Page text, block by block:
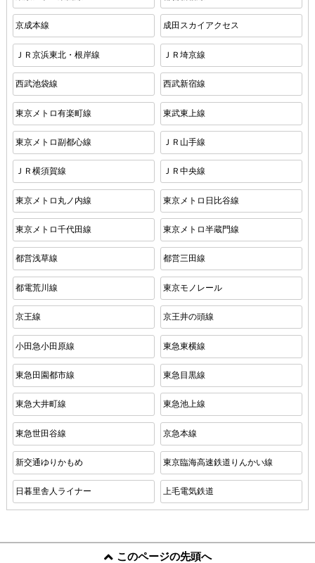
京成本線 成田スカイアクセス
ＪＲ京浜東北・根岸線 ＪＲ埼京線
西武池袋線 西武新宿線
東京メトロ有楽町線 東武東上線
東京メトロ副都心線 ＪＲ山手線
ＪＲ横須賀線 ＪＲ中央線
東京メトロ丸ノ内線 東京メトロ日比谷線
東京メトロ千代田線 東京メトロ半蔵門線
都営浅草線 都営三田線
都電荒川線 東京モノレール
京王線 京王井の頭線
小田急小田原線 東急東横線
東急田園都市線 東急目黒線
東急大井町線 東急池上線
東急世田谷線 京急本線
新交通ゆりかもめ 東京臨海高速鉄道りんかい線
日暮里舎人ライナー 上毛電気鉄道
このページの先頭へ